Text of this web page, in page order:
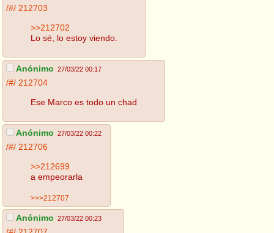
/#/ 212703
>>212702
Lo sé, lo estoy viendo.
Anónimo 27/03/22 00:17
/#/ 212704
Ese Marco es todo un chad
Anónimo 27/03/22 00:22
/#/ 212706
>>212699
a empeorarla
>>>212707
Anónimo 27/03/22 00:23